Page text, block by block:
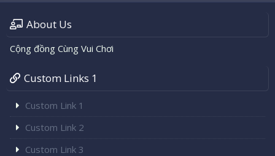
About Us
Cộng đồng Cùng Vui Chơi
Custom Links 1
Custom Link 1
Custom Link 2
Custom Link 3